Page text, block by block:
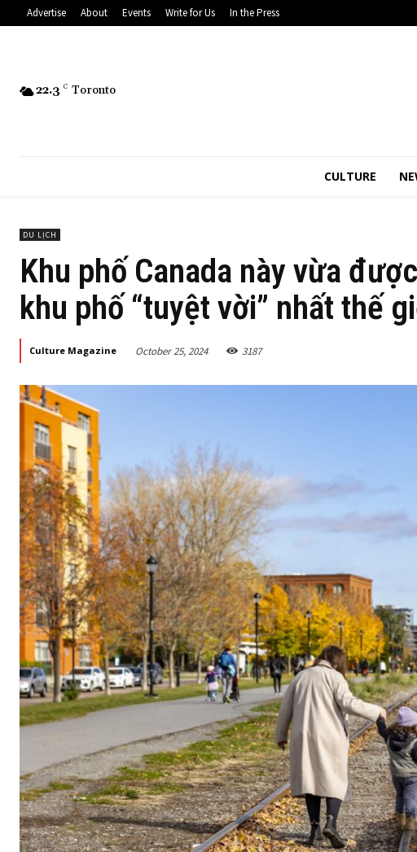
Advertise About Events Write for Us In the Press
22.3 C Toronto
CULTURE
DU LỊCH
Khu phố Canada này vừa
khu phố “tuyệt vời” nhất thế
Culture Magazine October 25, 2024 3187